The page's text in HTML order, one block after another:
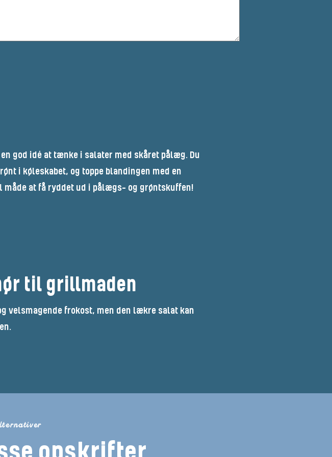
god idé at tænke i salater med skåret pålæg. Du
i køleskabet, og toppe blandingen med en
måde at få ryddet ud i pålægs- og grøntskuffen!
til grillmaden
velsmagende frokost, men den lækre salat kan